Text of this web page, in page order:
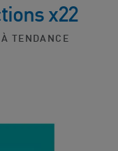
x22
TENDANCE